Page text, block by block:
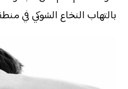
بالتهاب النخاع الشوكي في